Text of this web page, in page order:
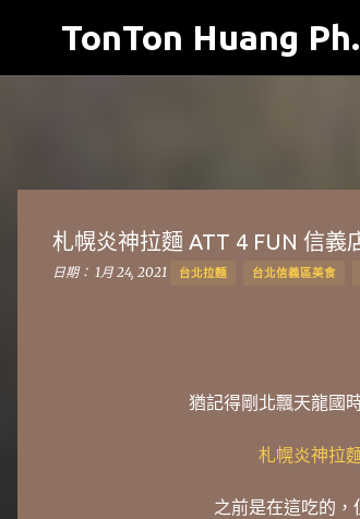
TonTon Huang
札幌炎神拉麵 ATT 4 FUN 信義
日期： 1月 24, 2021 台北拉麵 台北信義區美食
猶記得剛北飄天龍國
札幌炎神拉
之前是在這吃的